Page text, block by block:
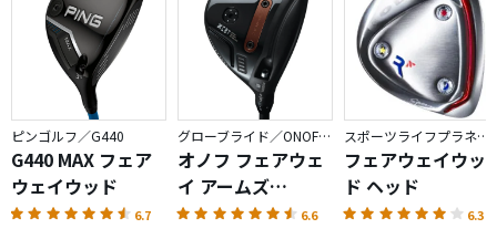
ピンゴルフ／G440
G440 MAX フェア
ウェイウッド
6.7
グローブライド／ONOFF AKA
オノフ フェアウェ
イ アームズ
AKA（2026）
6.6
スポーツライフプラネッツ／RODDIO
フェアウェイウッ
ド ヘッド
6.3